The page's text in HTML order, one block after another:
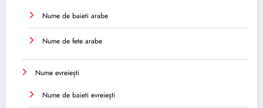
Nume de baieti arabe
Nume de fete arabe
Nume evreiești
Nume de baieti evreiești